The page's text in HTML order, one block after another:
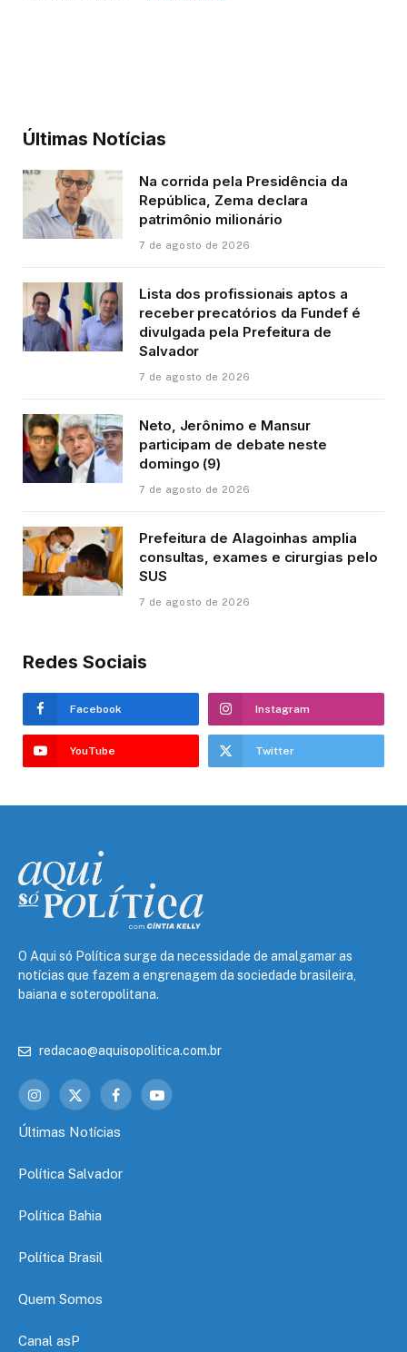
Últimas Notícias
Na corrida pela Presidência da
República, Zema declara
patrimônio milionário
7 de agosto de 2026
Lista dos profissionais aptos a
receber precatórios da Fundef é
divulgada pela Prefeitura de
Salvador
7 de agosto de 2026
Neto, Jerônimo e Mansur
participam de debate neste
domingo (9)
7 de agosto de 2026
Prefeitura de Alagoinhas amplia
consultas, exames e cirurgias pelo
SUS
7 de agosto de 2026
Redes Sociais
Facebook Instagram
YouTube Twitter
O Aqui só Política surge da necessidade de amalgamar as
notícias que fazem a engrenagem da sociedade brasileira,
baiana e soteropolitana.
redacao@aquisopolitica.com.br
Instagram
X
FacebookYouTube
Últimas Notícias
Política Salvador
Política Bahia
Política Brasil
Quem Somos
Canal asP